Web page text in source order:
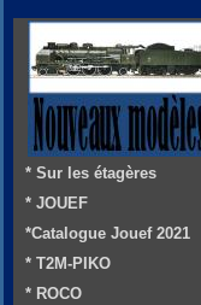
* Sur les étagères
* JOUEF
*Catalogue Jouef 2021
* T2M-PIKO
* ROCO